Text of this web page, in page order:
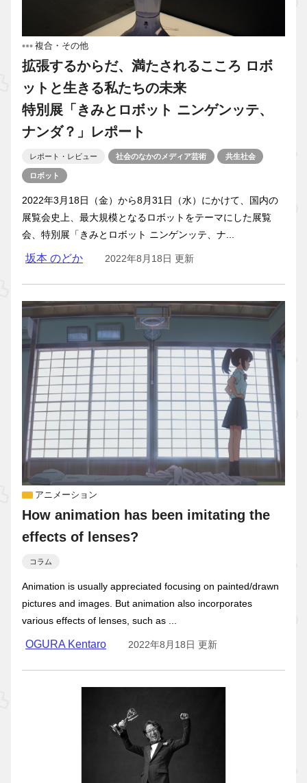
複合・その他
拡張するからだ、満たされるこころ ロボ
ットと生きる私たちの未来
特別展「きみとロボット ニンゲンッテ、
ナンダ？」レポート
レポート・レビュー 社会のなかのメディア芸術 共生社会
ロボット
2022年3月18日（金）から8月31日（水）にかけて、国内の
展覧会史上、最大規模となるロボットをテーマにした展覧
会、特別展「きみとロボット ニンゲンッテ、ナ...
坂本 のどか 2022年8月18日 更新
アニメーション
How animation has been imitating the
effects of lenses?
コラム
Animation is usually appreciated focusing on painted/drawn
pictures and images. But animation also incorporates
various effects of lenses, such as ...
OGURA Kentaro 2022年8月18日 更新